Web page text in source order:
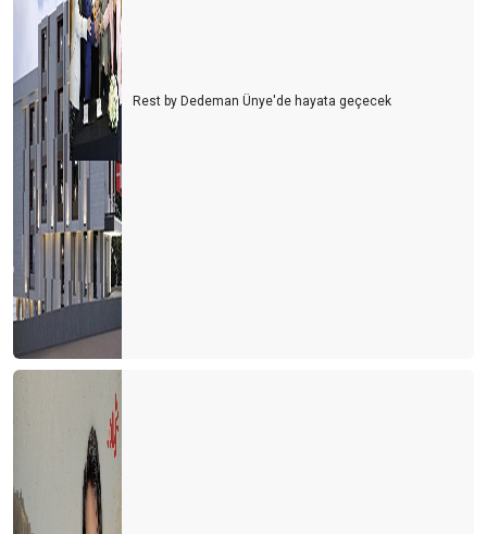
TURİZMDE DÜNYA SIRALAMASI DEĞİŞTİ
Herşey dahil 6 gün olsun
Havasahası kapalı Ukrayna’dan 134.000 Ukraynalı turist geldi
Tanıtımda özgün olmalıyız
Yerleşik göçmenler geliyor
Kaptan S.O.S. veriyor
Antalya’ya 1 milyon İngiliz turist geldi
Antalya'nın kardeş şehirleri
Başarının reçetesi
SONGÜL VE ÖNDER
9 ay bize yeter
Sonbaharda Kıbrıs
Rest by Dedeman Ünye'de hayata geçecek